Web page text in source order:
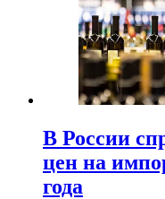
В России
цен на
года